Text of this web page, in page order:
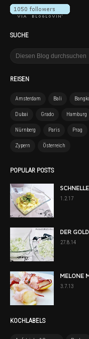
SUCHE
REISEN
Amsterdam Bali
Dubai Grado Hamburg
Nürnberg Paris Prag
Zypern Österreich
POPULAR POSTS
1.2.17
DER
27.8.14
MELONE
3.7.13
KOCHLABELS